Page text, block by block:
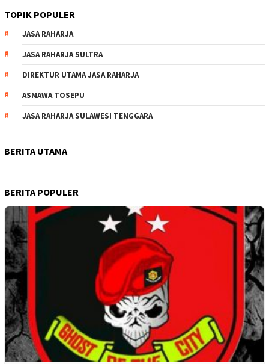
TOPIK POPULER
JASA RAHARJA
JASA RAHARJA SULTRA
DIREKTUR UTAMA JASA RAHARJA
ASMAWA TOSEPU
JASA RAHARJA SULAWESI TENGGARA
BERITA UTAMA
BERITA POPULER